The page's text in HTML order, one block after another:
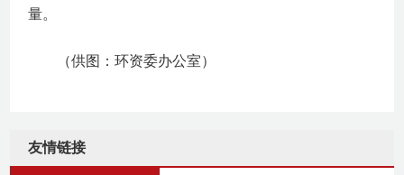
量。
（供图：环资委办公室）
友情链接